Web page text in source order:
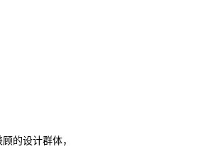
的设计群体，